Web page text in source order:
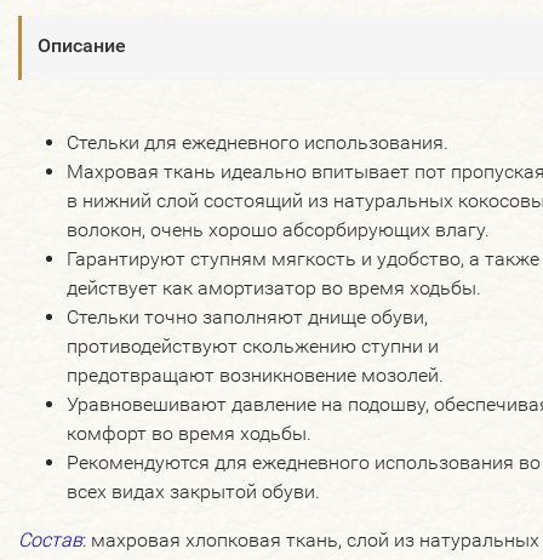
Описание
Стельки для ежедневного использования.
Махровая ткань идеально впитывает пот
в нижний слой состоящий из натуральных
волокон, очень хорошо абсорбирующих влагу.
Гарантируют ступням мягкость и удобство, а также
действует как амортизатор во время ходьбы.
Стельки точно заполняют днище обуви,
противодействуют скольжению ступни и
предотвращают возникновение мозолей.
Уравновешивают давление на подошву,
комфорт во время ходьбы.
Рекомендуются для ежедневного использования во
всех видах закрытой обуви.
Состав: махровая хлопковая ткань, слой из натуральных